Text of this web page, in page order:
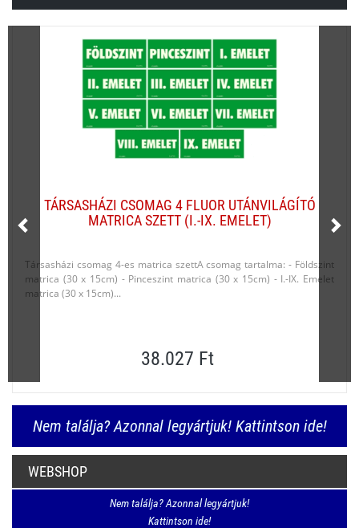
TÁRSASHÁZI CSOMAG 4 FLUOR UTÁNVILÁGÍTÓ
MATRICA SZETT (I.-IX. EMELET)
Társasházi csomag 4-es matrica szettA csomag tartalma: - Földszint
matrica (30 x 15cm) - Pinceszint matrica (30 x 15cm) - I.-IX. Emelet
matrica (30 x 15cm)...
38.027 Ft
Nem találja? Azonnal legyártjuk! Kattintson ide!
WEBSHOP
Nem találja? Azonnal legyártjuk!
Kattintson ide!